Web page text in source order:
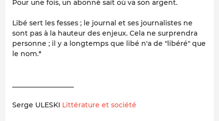
Pour une fois, un abonné sait où va son argent.
Libé sert les fesses ; le journal et ses journalistes ne
sont pas à la hauteur des enjeux. Cela ne surprendra
personne ; il y a longtemps que libé n'a de "libéré" que
le nom.*
Serge ULESKI Littérature et société